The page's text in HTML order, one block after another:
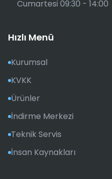
Cumartesi 09:30 - 14:00
Hızlı Menü
Kurumsal
KVKK
Ürünler
İndirme Merkezi
Teknik Servis
İnsan Kaynakları